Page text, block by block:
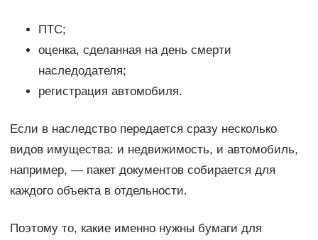
ПТС;
оценка, сделанная на день смерти
наследодателя;
регистрация автомобиля.
Если в наследство передается сразу несколько
видов имущества: и недвижимость, и автомобиль,
например, — пакет документов собирается для
каждого объекта в отдельности.
Поэтому то, какие именно нужны бумаги для